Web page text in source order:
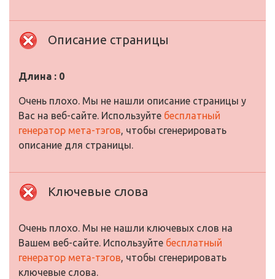
Описание страницы
Длина : 0
Очень плохо. Мы не нашли описание страницы у
Вас на веб-сайте. Используйте бесплатный
генератор мета-тэгов, чтобы сгенерировать
описание для страницы.
Ключевые слова
Очень плохо. Мы не нашли ключевых слов на
Вашем веб-сайте. Используйте бесплатный
генератор мета-тэгов, чтобы сгенерировать
ключевые слова.